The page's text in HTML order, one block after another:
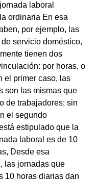
laboral
ordinaria En esa
por ejemplo, las
servicio doméstico,
tienen dos
por horas, o
el primer caso, las
son las mismas que
de trabajadores; sin
el segundo
estipulado que la
laboral es de 10
Desde esa
las jornadas que
10 horas diarias dan